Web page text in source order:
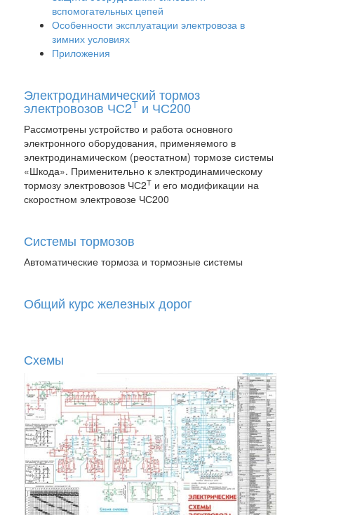
вспомогательных цепей
Особенности эксплуатации электровоза в
зимних условиях
Приложения
Электродинамический тормоз
электровозов ЧС2Т и ЧС200
Рассмотрены устройство и работа основного
электронного оборудования, применяемого в
электродинамическом (реостатном) тормозе системы
«Шкода». Применительно к электродинамическому
тормозу электровозов ЧС2Т и его модификации на
скоростном электровозе ЧС200
Системы тормозов
Автоматические тормоза и тормозные системы
Общий курс железных дорог
Схемы